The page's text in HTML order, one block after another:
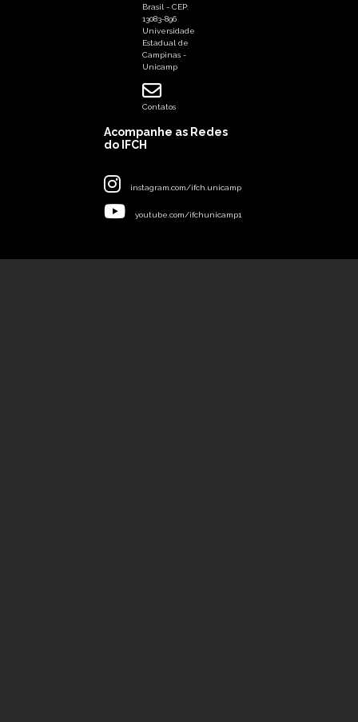
Brasil - CEP:
13083-896
Universidade
Estadual de
Campinas -
Unicamp
Contatos
Acompanhe as Redes
do IFCH
instagram.com/ifch.unicamp
youtube.com/ifchunicamp1